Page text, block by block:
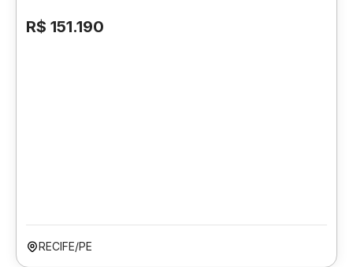
R$ 151.190
RECIFE/PE